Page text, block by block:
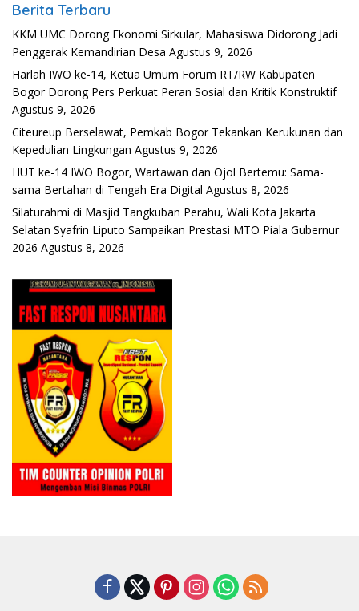
Berita Terbaru
KKM UMC Dorong Ekonomi Sirkular, Mahasiswa Didorong Jadi
Penggerak Kemandirian Desa Agustus 9, 2026
Harlah IWO ke-14, Ketua Umum Forum RT/RW Kabupaten
Bogor Dorong Pers Perkuat Peran Sosial dan Kritik Konstruktif
Agustus 9, 2026
Citeureup Berselawat, Pemkab Bogor Tekankan Kerukunan dan
Kepedulian Lingkungan Agustus 9, 2026
HUT ke-14 IWO Bogor, Wartawan dan Ojol Bertemu: Sama-
sama Bertahan di Tengah Era Digital Agustus 8, 2026
Silaturahmi di Masjid Tangkuban Perahu, Wali Kota Jakarta
Selatan Syafrin Liputo Sampaikan Prestasi MTO Piala Gubernur
2026 Agustus 8, 2026